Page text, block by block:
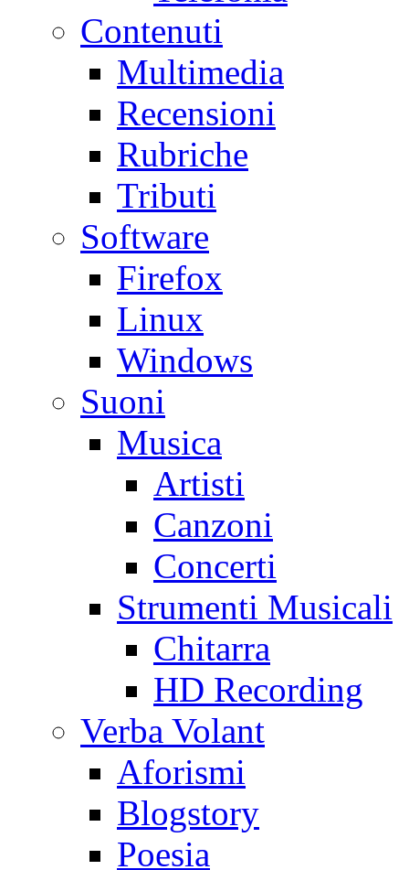
Contenuti
Multimedia
Recensioni
Rubriche
Tributi
Software
Firefox
Linux
Windows
Suoni
Musica
Artisti
Canzoni
Concerti
Strumenti Musicali
Chitarra
HD Recording
Verba Volant
Aforismi
Blogstory
Poesia